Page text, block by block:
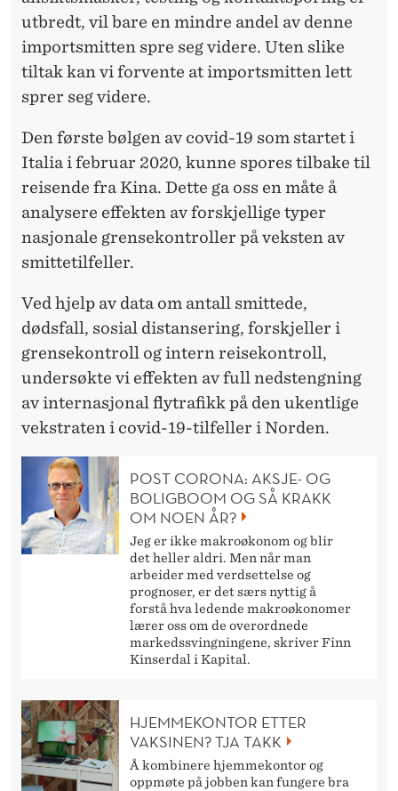
utbredt, vil bare en mindre andel av denne
importsmitten spre seg videre. Uten slike
tiltak kan vi forvente at importsmitten lett
sprer seg videre.
Den første bølgen av covid-19 som startet i
Italia i februar 2020, kunne spores tilbake til
reisende fra Kina. Dette ga oss en måte å
analysere effekten av forskjellige typer
nasjonale grensekontroller på veksten av
smittetilfeller.
Ved hjelp av data om antall smittede,
dødsfall, sosial distansering, forskjeller i
grensekontroll og intern reisekontroll,
undersøkte vi effekten av full nedstengning
av internasjonal flytrafikk på den ukentlige
vekstraten i covid-19-tilfeller i Norden.
POST CORONA: AKSJE- OG
BOLIGBOOM OG SÅ KRAKK
OM NOEN ÅR?
Jeg er ikke makroøkonom og blir
det heller aldri. Men når man
arbeider med verdsettelse og
prognoser, er det særs nyttig å
forstå hva ledende makroøkonomer
lærer oss om de overordnede
markedssvingningene, skriver Finn
Kinserdal i Kapital.
HJEMMEKONTOR ETTER
VAKSINEN? TJA TAKK
Å kombinere hjemmekontor og
oppmøte på jobben kan fungere bra